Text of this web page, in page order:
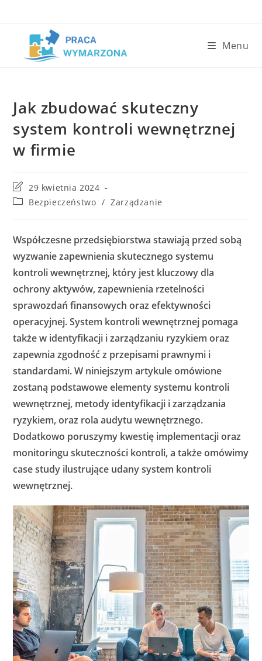
Menu
Jak zbudować skuteczny
system kontroli wewnętrznej
w firmie
Post
last
modified:
29 kwietnia 2024
PostBezpieczeństwo / Zarządzanie
Współczesne przedsiębiorstwa stawiają przed sobą
wyzwanie zapewnienia skutecznego systemu
kontroli wewnętrznej, który jest kluczowy dla
ochrony aktywów, zapewnienia rzetelności
sprawozdań finansowych oraz efektywności
operacyjnej. System kontroli wewnętrznej pomaga
także w identyfikacji i zarządzaniu ryzykiem oraz
zapewnia zgodność z przepisami prawnymi i
standardami. W niniejszym artykule omówione
zostaną podstawowe elementy systemu kontroli
wewnętrznej, metody identyfikacji i zarządzania
ryzykiem, oraz rola audytu wewnętrznego.
Dodatkowo poruszymy kwestię implementacji oraz
monitoringu skuteczności kontroli, a także omówimy
case study ilustrujące udany system kontroli
wewnętrznej.